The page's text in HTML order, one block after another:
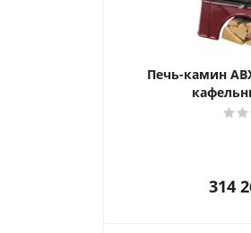
Печь-камин
314